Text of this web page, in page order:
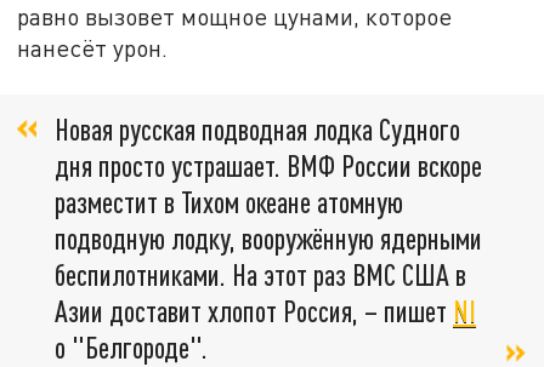
равно вызовет мощное цунами, которое
нанесёт урон.
Новая русская подводная лодка Судного
дня просто устрашает. ВМФ России вскоре
разместит в Тихом океане атомную
подводную лодку, вооружённую ядерными
беспилотниками. На этот раз ВМС США в
Азии доставит хлопот Россия, – пишет NI
о "Белгороде".